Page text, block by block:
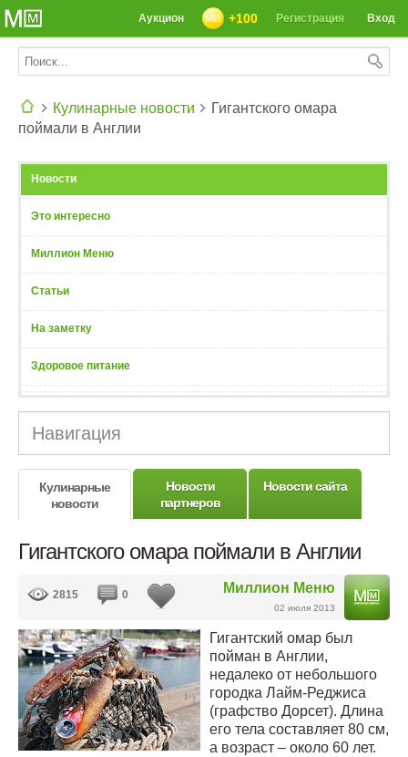
Вход
Регистрация
+100
Аукцион
Кулинарные новости
Гигантского омара
поймали в Англии
Новости
Это интересно
Миллион Меню
Статьи
На заметку
Здоровое питание
Навигация
Кулинарные
новости
Новости
партнеров
Новости сайта
Гигантского омара поймали в Англии
Миллион Меню
02 июля 2013
2815 0
Гигантский омар был
пойман в Англии,
недалеко от небольшого
городка Лайм-Реджиса
(графство Дорсет). Длина
его тела составляет 80 см,
а возраст – около 60 лет.